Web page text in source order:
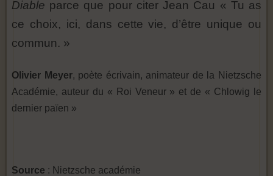
Diable parce que pour citer Jean Cau « Tu as
ce choix, ici, dans cette vie, d’être unique ou
commun. »
Olivier Meyer, poète écrivain, animateur de la Nietzsche
Académie, auteur du « Roi Veneur » et de « Chlowig le
dernier païen »
Source : Nietzsche académie